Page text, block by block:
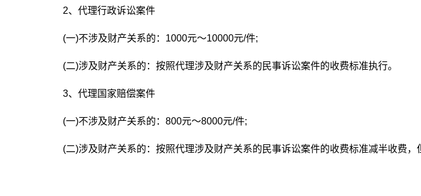
2、代理行政诉讼案件
(一)不涉及财产关系的：1000元～10000元/件;
(二)涉及财产关系的：按照代理涉及财产关系的民事诉讼案件的收费标准执行。
3、代理国家赔偿案件
(一)不涉及财产关系的：800元～8000元/件;
(二)涉及财产关系的：按照代理涉及财产关系的民事诉讼案件的收费标准减半收费，